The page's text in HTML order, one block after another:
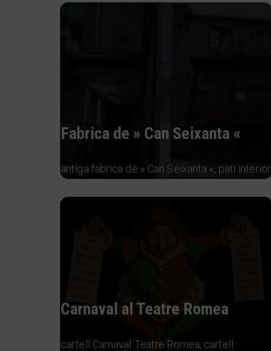
Fabrica de » Can Seixanta «
antiga fabrica de » Can Seixanta «, pati interior
Carnaval al Teatre Romea
cartell Carnaval Teatre Romea, cartell